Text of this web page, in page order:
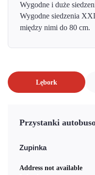
Wygodne i duże
Wygodne siedzenia
między nimi do 80 cm.
Lębork
Przystanki
Zupinka
Address not available